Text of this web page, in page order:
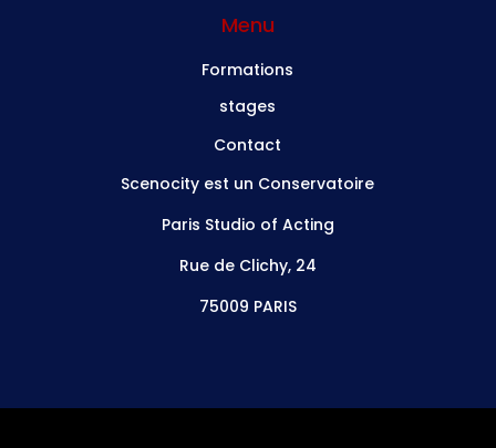
Menu
Formations
stages
Contact
Scenocity est un Conservatoire
Paris Studio of Acting
Rue de Clichy, 24
75009 PARIS